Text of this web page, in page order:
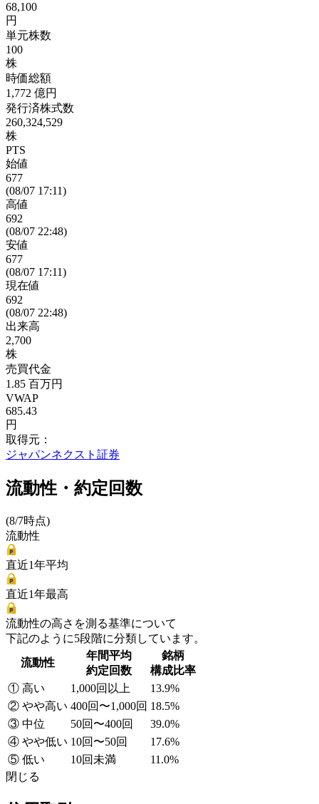
68,100
円
単元株数
100
株
時価総額
1,772 億円
発行済株式数
260,324,529
株
PTS
始値
677
(08/07 17:11)
高値
692
(08/07 22:48)
安値
677
(08/07 17:11)
現在値
692
(08/07 22:48)
出来高
2,700
株
売買代金
1.85 百万円
VWAP
685.43
円
取得元：
ジャパンネクスト証券
流動性・約定回数
(8/7時点)
流動性
直近1年平均
直近1年最高
流動性の高さを測る基準について
下記のように5段階に分類しています。
流動性
年間平均
約定回数
銘柄
構成比率
① 高い
1,000回以上
13.9%
② やや高い 400回〜1,000回 18.5%
③ 中位
50回〜400回
39.0%
④ やや低い 10回〜50回
17.6%
⑤ 低い
10回未満
11.0%
閉じる